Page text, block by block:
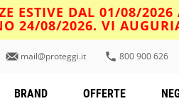
ESTIVE DAL 01/08/
24/08/2026. VI
mail@proteggi.it 800 900 626
BRAND OFFERTE